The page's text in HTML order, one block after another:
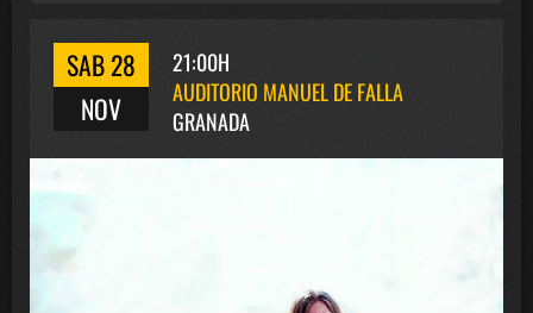
SAB 28
NOV
21:00H
AUDITORIO MANUEL DE FALLA
GRANADA